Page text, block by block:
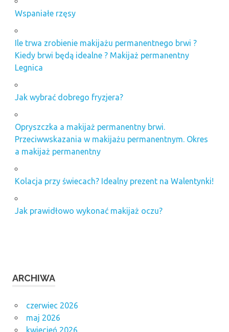
Wspaniałe rzęsy
Ile trwa zrobienie makijażu permanentnego brwi ?
Kiedy brwi będą idealne ? Makijaż permanentny
Legnica
Jak wybrać dobrego fryzjera?
Opryszczka a makijaż permanentny brwi.
Przeciwwskazania w makijażu permanentnym. Okres
a makijaż permanentny
Kolacja przy świecach? Idealny prezent na Walentynki!
Jak prawidłowo wykonać makijaż oczu?
ARCHIWA
czerwiec 2026
maj 2026
kwiecień 2026